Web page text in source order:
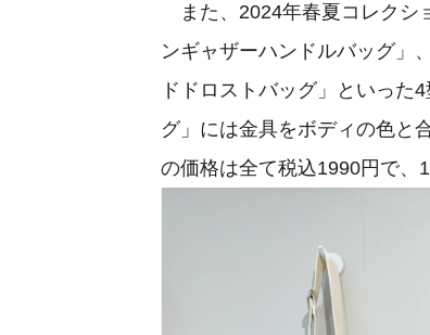
また、2024年春夏コレクシ
ンギャザーハンドルバッグ」
ドドロストバッグ」といった
グ」には金具をボディの色と
の価格は全て税込1990円で、